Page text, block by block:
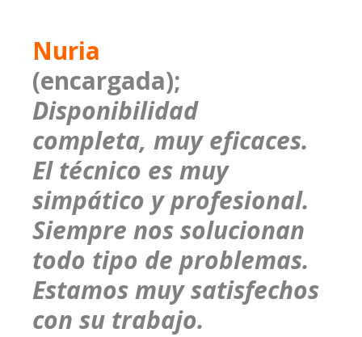
Nuria
(encargada);
Disponibilidad
completa, muy eficaces.
El técnico es muy
simpático y profesional.
Siempre nos solucionan
todo tipo de problemas.
Estamos muy satisfechos
con su trabajo.